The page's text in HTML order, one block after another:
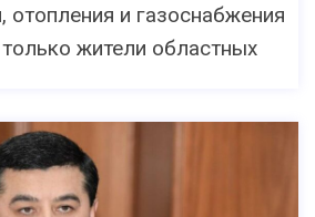
отопления и газоснабжения
жители областных